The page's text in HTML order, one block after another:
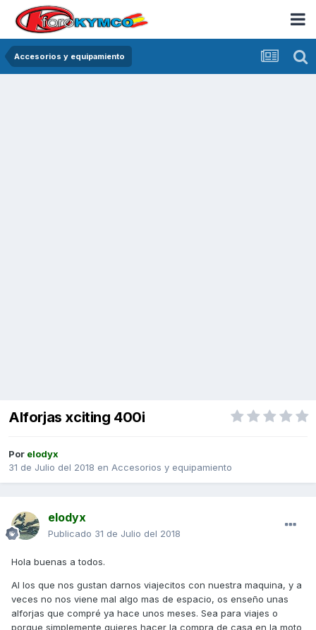
Accesorios y equipamiento
Alforjas xciting 400i
Por elodyx
31 de Julio del 2018 en Accesorios y equipamiento
elodyx
Publicado 31 de Julio del 2018
Hola buenas a todos.
Al los que nos gustan darnos viajecitos con nuestra maquina, y a
veces no nos viene mal algo mas de espacio, os enseño unas
alforjas que compré ya hace unos meses. Sea para viajes o
porque simplemente quieres hacer la compra de casa en la moto